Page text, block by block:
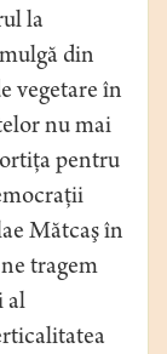
la
din
vegetare în
nu mai
pentru
Mătcaş în
tragem
al